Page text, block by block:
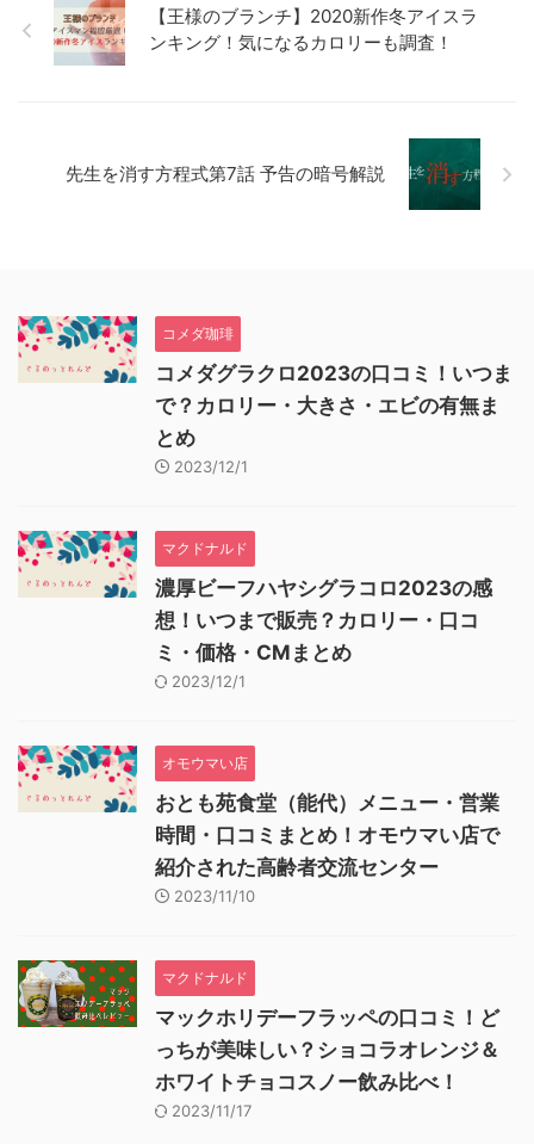
【王様のブランチ】2020新作冬アイスラ
ンキング！気になるカロリーも調査！
先生を消す方程式第7話 予告の暗号解説
コメダ珈琲
コメダグラクロ2023の口コミ！いつま
で？カロリー・大きさ・エビの有無ま
とめ
2023/12/1
マクドナルド
濃厚ビーフハヤシグラコロ2023の感
想！いつまで販売？カロリー・口コ
ミ・価格・CMまとめ
2023/12/1
オモウマい店
おとも苑食堂（能代）メニュー・営業
時間・口コミまとめ！オモウマい店で
紹介された高齢者交流センター
2023/11/10
マクドナルド
マックホリデーフラッペの口コミ！ど
っちが美味しい？ショコラオレンジ＆
ホワイトチョコスノー飲み比べ！
2023/11/17